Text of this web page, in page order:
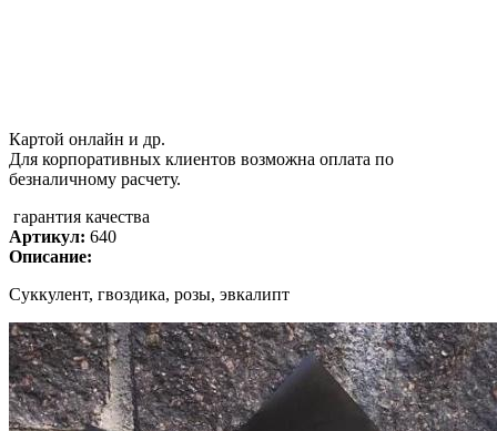
Картой онлайн и др.
Для корпоративных клиентов возможна оплата по
безналичному расчету.
гарантия качества
Артикул: 640
Описание:
Суккулент, гвоздика, розы, эвкалипт